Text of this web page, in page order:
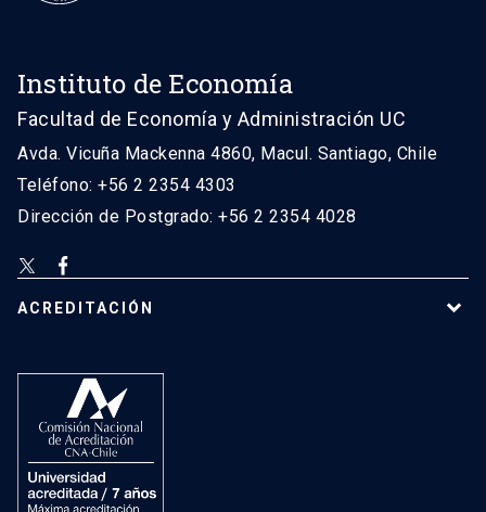
Instituto de Economía
Facultad de Economía y Administración UC
Avda. Vicuña Mackenna 4860, Macul. Santiago, Chile
Teléfono: +56 2 2354 4303
Dirección de Postgrado: +56 2 2354 4028
ACREDITACIÓN